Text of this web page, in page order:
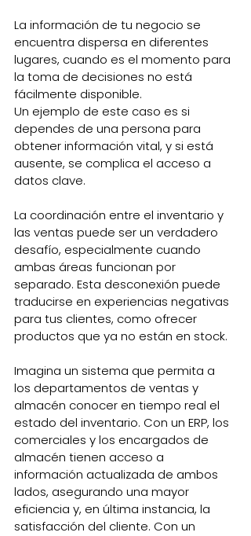
La información de tu negocio se
encuentra dispersa en diferentes
lugares, cuando es el momento para
la toma de decisiones no está
fácilmente disponible.
Un ejemplo de este caso es si
dependes de una persona para
obtener información vital, y si está
ausente, se complica el acceso a
datos clave.
La coordinación entre el inventario y
las ventas puede ser un verdadero
desafío, especialmente cuando
ambas áreas funcionan por
separado. Esta desconexión puede
traducirse en experiencias negativas
para tus clientes, como ofrecer
productos que ya no están en stock.
Imagina un sistema que permita a
los departamentos de ventas y
almacén conocer en tiempo real el
estado del inventario. Con un ERP, los
comerciales y los encargados de
almacén tienen acceso a
información actualizada de ambos
lados, asegurando una mayor
eficiencia y, en última instancia, la
satisfacción del cliente. Con un